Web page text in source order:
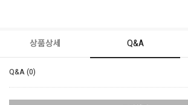
상품상세 Q&A
Q&A (0)